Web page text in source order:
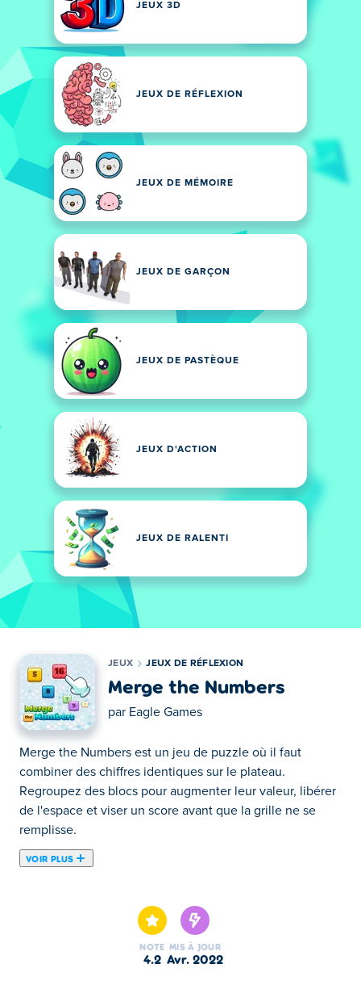
JEUX 3D
JEUX DE RÉFLEXION
JEUX DE MÉMOIRE
JEUX DE GARÇON
JEUX DE PASTÈQUE
JEUX D'ACTION
JEUX DE RALENTI
JEUX JEUX DE RÉFLEXION
Merge the Numbers
par Eagle Games
Merge the Numbers est un jeu de puzzle où il faut
combiner des chiffres identiques sur le plateau.
Regroupez des blocs pour augmenter leur valeur, libérer
de l'espace et viser un score avant que la grille ne se
remplisse.
VOIR PLUS
multiplication addictive, vous devez fusionner des blocs
qui ont les mêmes numéros pour augmenter leur valeur.
Continuez à fusionner pour obtenir le meilleur score
NOTE
4.2
MIS À JOUR
avr. 2022